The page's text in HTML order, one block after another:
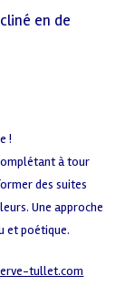
en de
!
à tour
des suites
Une approche
et poétique.
tullet.com